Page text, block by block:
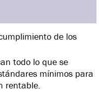
de los
todo lo que se
mínimos para
rentable.